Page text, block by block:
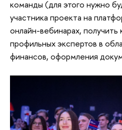
команды (для этого нужно
участника проекта на
онлайн-вебинарах, получить
профильных экспертов в
финансов, оформления